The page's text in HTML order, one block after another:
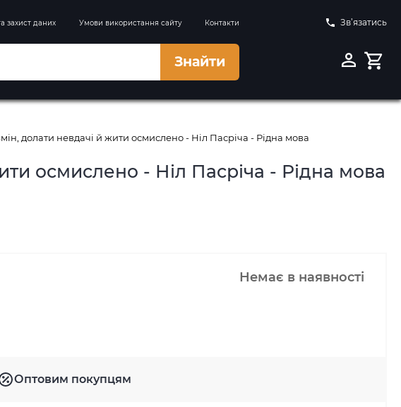
захист даних Умови використання сайту Контакти Зв’язатись
Знайти
долати невдачі й жити осмислено - Ніл Пасріча - Рідна мова
осмислено - Ніл Пасріча - Рідна мова
Немає в наявності
Оптовим покупцям